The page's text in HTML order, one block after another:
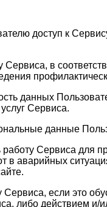
доступ к
в
данных
Сервиса.
данные
Сервиса для
аварийных
если это
действием и/